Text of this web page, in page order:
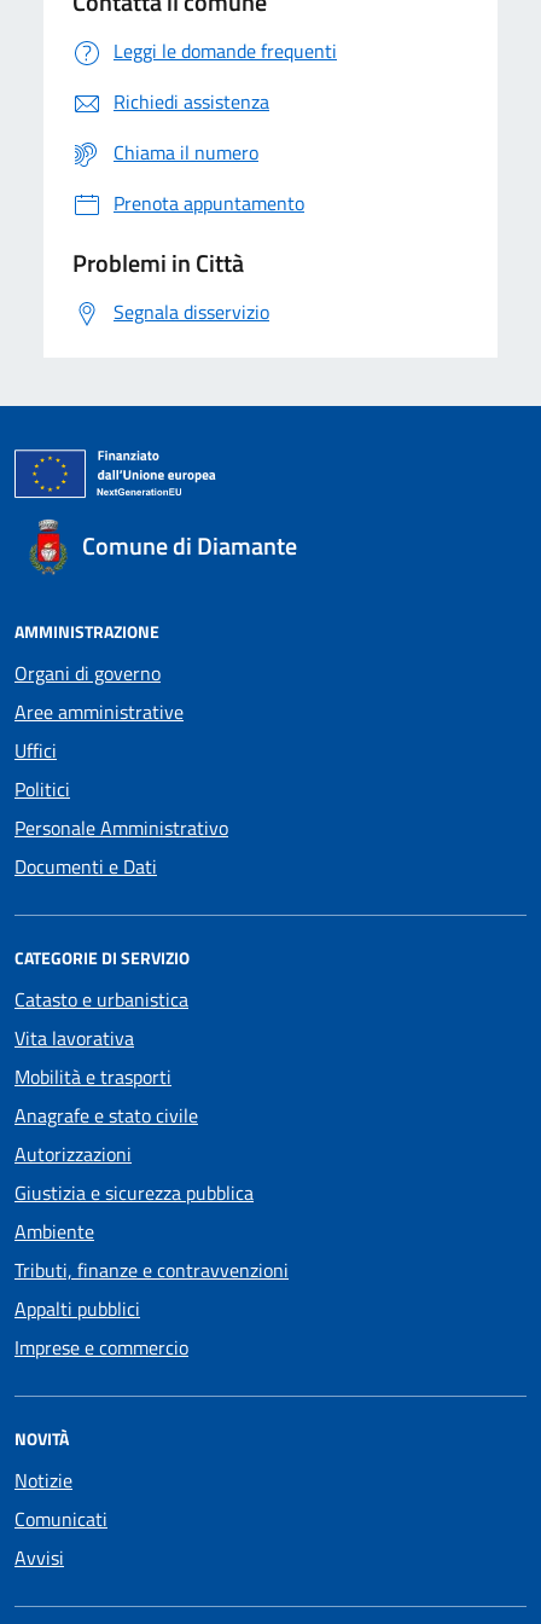
Leggi le domande frequenti
Richiedi assistenza
Chiama il numero
Prenota appuntamento
Problemi in Città
Segnala disservizio
Comune di Diamante
AMMINISTRAZIONE
Organi di governo
Aree amministrative
Uffici
Politici
Personale Amministrativo
Documenti e Dati
CATEGORIE DI SERVIZIO
Catasto e urbanistica
Vita lavorativa
Mobilità e trasporti
Anagrafe e stato civile
Autorizzazioni
Giustizia e sicurezza pubblica
Ambiente
Tributi, finanze e contravvenzioni
Appalti pubblici
Imprese e commercio
NOVITÀ
Notizie
Comunicati
Avvisi